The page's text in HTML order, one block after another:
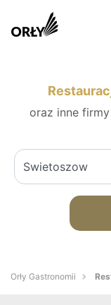
oraz inne
Orły Gastronomii